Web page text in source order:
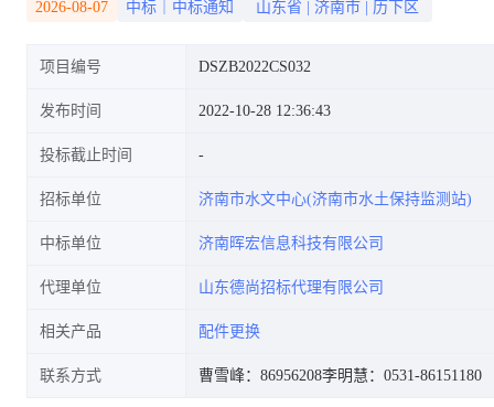
2026-08-07 中标｜中标通知 山东省 济南市 历下区
项目编号 DSZB2022CS032
发布时间 2022-10-28 12:36:43
投标截止时间
招标单位 济南市水文中心(济南市水土保持监测站)
中标单位 济南晖宏信息科技有限公司
代理单位 山东德尚招标代理有限公司
相关产品 配件更换
联系方式 曹雪峰：86956208李明慧：0531-86151180